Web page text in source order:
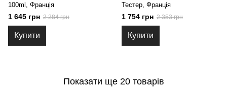
100ml, Франція
1 645 грн 2 284 грн
Купити
Тестер, Франція
1 754 грн 2 353 грн
Купити
Показати ще 20 товарів